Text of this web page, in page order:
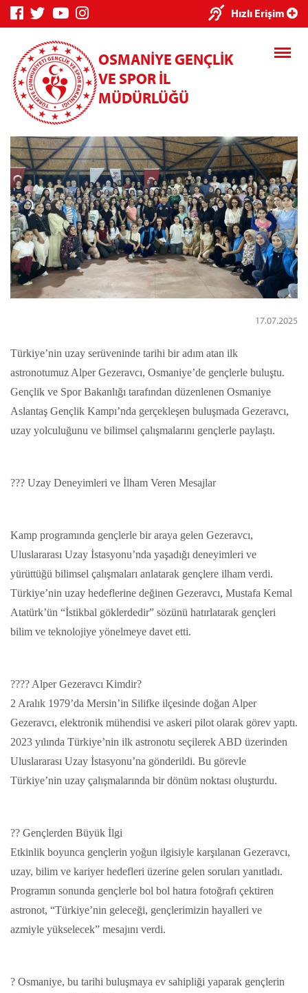
Hızlı Erişim
OSMANİYE GENÇLİK
VE SPOR İL
MÜDÜRLÜĞÜ
17.07.2025
Türkiye’nin uzay serüveninde tarihi bir adım atan ilk
astronotumuz Alper Gezeravcı, Osmaniye’de gençlerle buluştu.
Gençlik ve Spor Bakanlığı tarafından düzenlenen Osmaniye
Aslantaş Gençlik Kampı’nda gerçekleşen buluşmada Gezeravcı,
uzay yolculuğunu ve bilimsel çalışmalarını gençlerle paylaştı.
??? Uzay Deneyimleri ve İlham Veren Mesajlar
Kamp programında gençlerle bir araya gelen Gezeravcı,
Uluslararası Uzay İstasyonu’nda yaşadığı deneyimleri ve
yürüttüğü bilimsel çalışmaları anlatarak gençlere ilham verdi.
Türkiye’nin uzay hedeflerine değinen Gezeravcı, Mustafa Kemal
Atatürk’ün “İstikbal göklerdedir” sözünü hatırlatarak gençleri
bilim ve teknolojiye yönelmeye davet etti.
??‍?? Alper Gezeravcı Kimdir?
2 Aralık 1979’da Mersin’in Silifke ilçesinde doğan Alper
Gezeravcı, elektronik mühendisi ve askeri pilot olarak görev yaptı.
2023 yılında Türkiye’nin ilk astronotu seçilerek ABD üzerinden
Uluslararası Uzay İstasyonu’na gönderildi. Bu görevle
Türkiye’nin uzay çalışmalarında bir dönüm noktası oluşturdu.
?? Gençlerden Büyük İlgi
Etkinlik boyunca gençlerin yoğun ilgisiyle karşılanan Gezeravcı,
uzay, bilim ve kariyer hedefleri üzerine gelen soruları yanıtladı.
Programın sonunda gençlerle bol bol hatıra fotoğrafı çektiren
astronot, “Türkiye’nin geleceği, gençlerimizin hayalleri ve
azmiyle yükselecek” mesajını verdi.
? Osmaniye, bu tarihi buluşmaya ev sahipliği yaparak gençlerin
×
Genç Bilgi
Sistemi
Spor Bilgi
Sistemi
Kredi/Yurt
İşlemleri
Kredi/Yurt E-
Ödeme